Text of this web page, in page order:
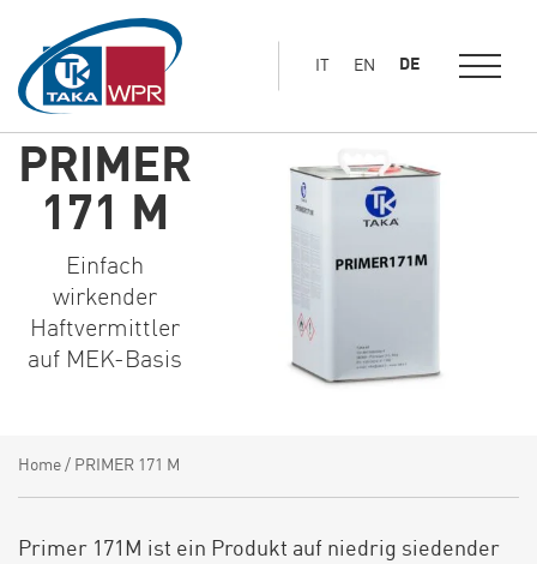
springen
IT EN DE
PRIMER
171 M
Einfach
wirkender
Haftvermittler
auf MEK-Basis
Home / PRIMER 171 M
Primer 171M ist ein Produkt auf niedrig siedender